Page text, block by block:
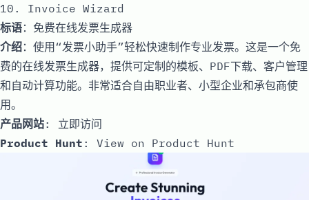
10. Invoice Wizard
标语：免费在线发票生成器
介绍：使用“发票小助手”轻松快速制作专业发票。这是一个免
费的在线发票生成器，提供可定制的模板、PDF下载、客户管理
和自动计算功能。非常适合自由职业者、小型企业和承包商使
用。
产品网站: 立即访问
Product Hunt : View on Product Hunt